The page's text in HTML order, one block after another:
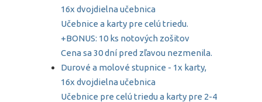
16x dvojdielna učebnica
Učebnice a karty pre celú triedu.
+BONUS: 10 ks notových zošitov
Cena sa 30 dní pred zľavou nezmenila.
Durové a molové stupnice - 1x karty,
16x dvojdielna učebnica
Učebnice pre celú triedu a karty pre 2-4